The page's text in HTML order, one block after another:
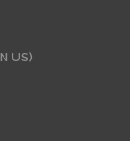
US)